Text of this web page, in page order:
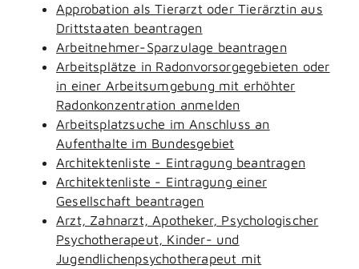
Approbation als Tierarzt oder Tierärztin aus
Drittstaaten beantragen
Arbeitnehmer-Sparzulage beantragen
Arbeitsplätze in Radonvorsorgegebieten oder
in einer Arbeitsumgebung mit erhöhter
Radonkonzentration anmelden
Arbeitsplatzsuche im Anschluss an
Aufenthalte im Bundesgebiet
Architektenliste - Eintragung beantragen
Architektenliste - Eintragung einer
Gesellschaft beantragen
Arzt, Zahnarzt, Apotheker, Psychologischer
Psychotherapeut, Kinder- und
Jugendlichenpsychotherapeut mit